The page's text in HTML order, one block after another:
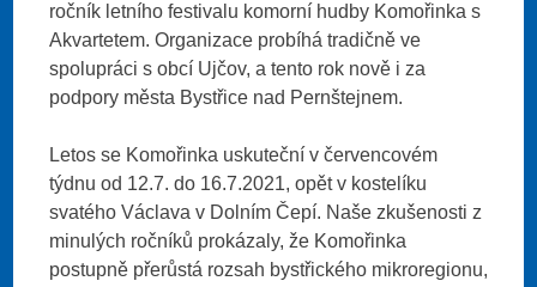
ročník letního festivalu komorní hudby Komořinka s
Akvartetem. Organizace probíhá tradičně ve
spolupráci s obcí Ujčov, a tento rok nově i za
podpory města Bystřice nad Pernštejnem.
Letos se Komořinka uskuteční v červencovém
týdnu od 12.7. do 16.7.2021, opět v kostelíku
svatého Václava v Dolním Čepí. Naše zkušenosti z
minulých ročníků prokázaly, že Komořinka
postupně přerůstá rozsah bystřického mikroregionu,